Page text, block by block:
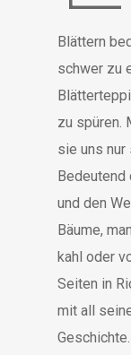
Blättern
schwer zu
zu spüren.
sie uns nur
und den
Bäume,
kahl oder
Seiten in
mit all